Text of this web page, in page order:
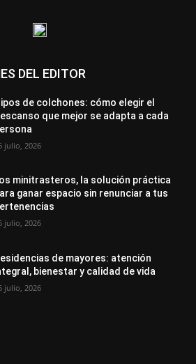
DEL EDITOR
de colchones: cómo elegir el
que mejor se adapta a cada
julio, 2026
minitrasteros, la solución práctica
ganar espacio sin renunciar a tus
julio, 2026
de mayores: atención
bienestar y calidad de vida
julio, 2026